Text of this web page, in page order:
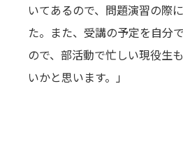
いてあるので、問題演習の際
た。また、受講の予定を自分
ので、部活動で忙しい現役生
いかと思います。」